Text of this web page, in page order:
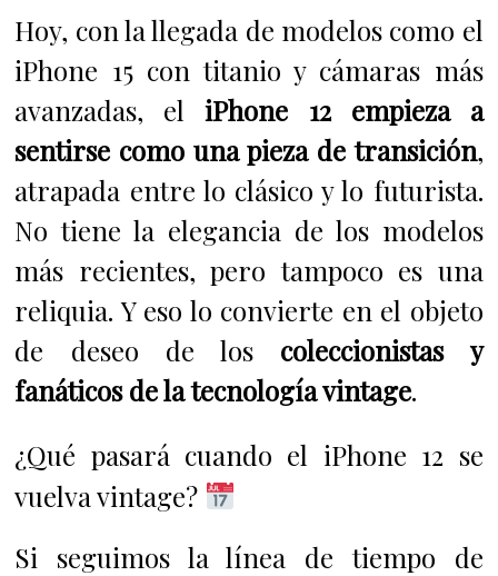
Hoy, con la llegada de modelos como el
iPhone 15 con titanio y cámaras más
avanzadas, eliPhone 12 empieza a
sentirse como una pieza de transición,
atrapada entre lo clásico y lo futurista.
No tiene la elegancia de los modelos
más recientes, pero tampoco es una
reliquia. Y eso lo convierte en el objeto
de deseo de los coleccionistas y
fanáticos de la tecnología vintage.
¿Qué pasará cuando el iPhone 12 se
vuelva vintage?
Si seguimos la línea de tiempo de